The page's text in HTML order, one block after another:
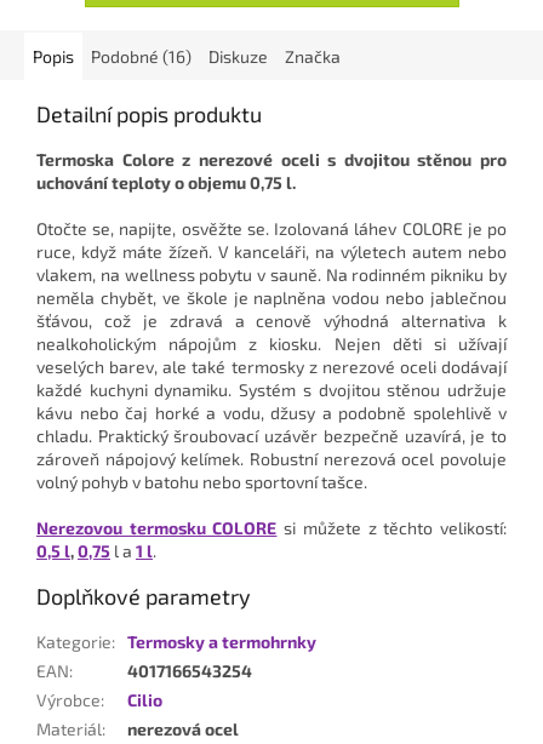
Popis Podobné (16) Diskuze Značka
Detailní popis produktu
Termoska Colore z nerezové oceli s dvojitou stěnou pro
uchování teploty o objemu 0,75 l.
Otočte se, napijte, osvěžte se. Izolovaná láhev COLORE je po
ruce, když máte žízeň. V kanceláři, na výletech autem nebo
vlakem, na wellness pobytu v sauně. Na rodinném pikniku by
neměla chybět, ve škole je naplněna vodou nebo jablečnou
šťávou, což je zdravá a cenově výhodná alternativa k
nealkoholickým nápojům z kiosku. Nejen děti si užívají
veselých barev, ale také termosky z nerezové oceli dodávají
každé kuchyni dynamiku. Systém s dvojitou stěnou udržuje
kávu nebo čaj horké a vodu, džusy a podobně spolehlivě v
chladu. Praktický šroubovací uzávěr bezpečně uzavírá, je to
zároveň nápojový kelímek. Robustní nerezová ocel povoluje
volný pohyb v batohu nebo sportovní tašce.
Nerezovou termosku COLORE si můžete z těchto velikostí:
0,5 l,0,75 l a 1 l.
Doplňkové parametry
Kategorie: Termosky a termohrnky
EAN:
4017166543254
Výrobce:
Cilio
Materiál:
nerezová ocel